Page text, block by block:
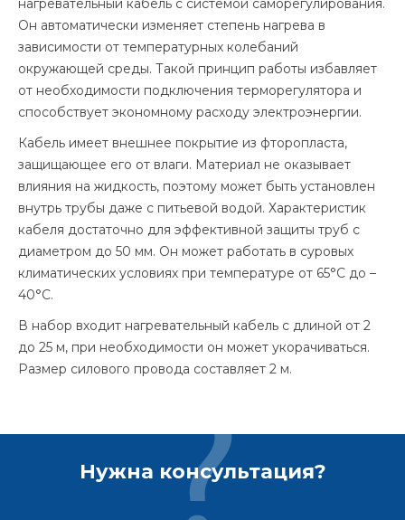
нагревательный кабель с системой саморегулирования.
Он автоматически изменяет степень нагрева в
зависимости от температурных колебаний
окружающей среды. Такой принцип работы избавляет
от необходимости подключения терморегулятора и
способствует экономному расходу электроэнергии.
Кабель имеет внешнее покрытие из фторопласта,
защищающее его от влаги. Материал не оказывает
влияния на жидкость, поэтому может быть установлен
внутрь трубы даже с питьевой водой. Характеристик
кабеля достаточно для эффективной защиты труб с
диаметром до 50 мм. Он может работать в суровых
климатических условиях при температуре от 65°С до –
40°С.
В набор входит нагревательный кабель с длиной от 2
до 25 м, при необходимости он может укорачиваться.
Размер силового провода составляет 2 м.
Нужна консультация?